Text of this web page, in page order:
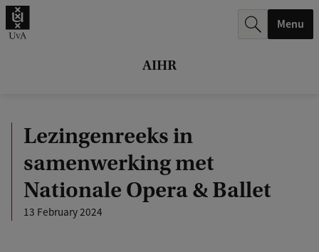
AIHR
.
Menu
Lezingenreeks in
samenwerking met
Nationale Opera & Ballet
13 February 2024